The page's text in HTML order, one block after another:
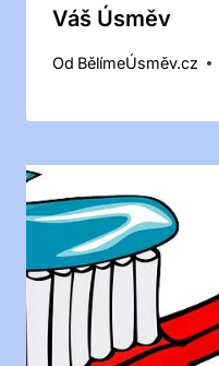
Váš Úsměv
Od BělímeÚsměv.cz